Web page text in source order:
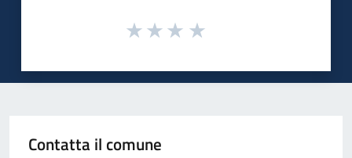
Contatta il comune